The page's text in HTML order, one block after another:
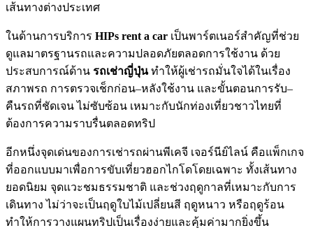
เส้นทางต่างประเทศ
ในด้านการบริการ HIPs rent a car เป็นพาร์ตเนอร์สำคัญที่ช่วย
ดูแลมาตรฐานรถและความปลอดภัยตลอดการใช้งาน ด้วย
ประสบการณ์ด้าน รถเช่าญี่ปุ่นทำให้ผู้เช่ารถมั่นใจได้ในเรื่อง
สภาพรถ การตรวจเช็กก่อน–หลังใช้งาน และขั้นตอนการรับ–
คืนรถที่ชัดเจน ไม่ซับซ้อน เหมาะกับนักท่องเที่ยวชาวไทยที่
ต้องการความราบรื่นตลอดทริป
อีกหนึ่งจุดเด่นของการเช่ารถผ่านพีเคจี เจอร์นีย์ไลน์ คือแพ็กเกจ
ที่ออกแบบมาเพื่อการขับเที่ยวฮอกไกโดโดยเฉพาะ ทั้งเส้นทาง
ยอดนิยม จุดแวะชมธรรมชาติ และช่วงฤดูกาลที่เหมาะกับการ
เดินทาง ไม่ว่าจะเป็นฤดูใบไม้เปลี่ยนสี ฤดูหนาว หรือฤดูร้อน
ทำให้การวางแผนทริปเป็นเรื่องง่ายและคุ้มค่ามากยิ่งขึ้น